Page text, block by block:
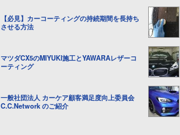
【必見】カーコーティングの持続期間を長持ち
させる方法
マツダCX5のMIYUKI施工とYAWARAレザーコ
ーティング
一般社団法人 カーケア顧客満足度向上委員会
C.C.Network のご紹介